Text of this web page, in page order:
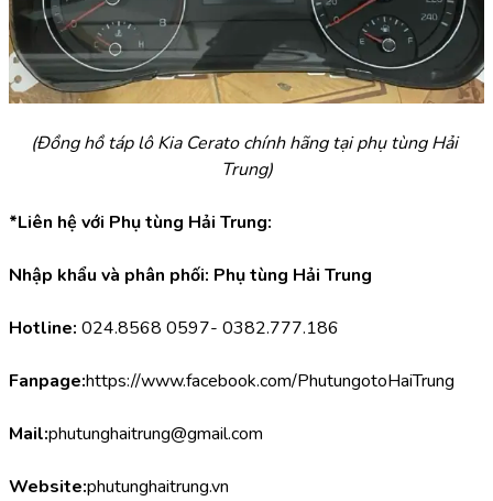
(Đồng hồ táp lô Kia Cerato chính hãng tại phụ tùng Hải
Trung)
*Liên hệ với Phụ tùng Hải Trung:
Nhập khẩu và phân phối: Phụ tùng Hải Trung
Hotline: 024.8568 0597- 0382.777.186
Fanpage:https://www.facebook.com/PhutungotoHaiTrung
Mail:phutunghaitrung@gmail.com
Website:phutunghaitrung.vn